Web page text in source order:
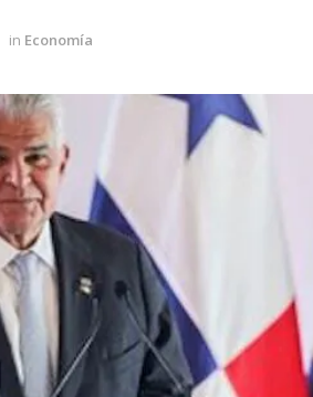
in Economía